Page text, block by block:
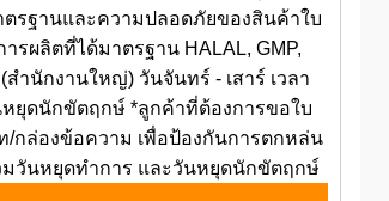
ตรฐานและความปลอดภัยของสินค้าใบ
รผลิตที่ได้มาตรฐาน HALAL, GMP,
ำนักงานใหญ่) วันจันทร์ - เสาร์ เวลา
ยุดนักขัตฤกษ์ *ลูกค้าที่ต้องการขอใบ
/กล่องข้อความ เพื่อป้องกันการตกหล่น
มวันหยุดทำการ และวันหยุดนักขัตฤกษ์